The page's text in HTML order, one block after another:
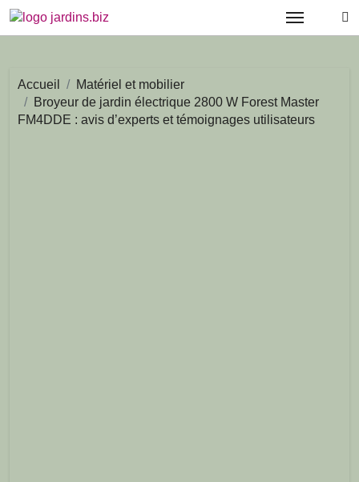
Passer
au
Accueil
Matériel et mobilier
Broyeur de jardin électrique 2800 W Forest Master
FM4DDE : avis d’experts et témoignages utilisateurs